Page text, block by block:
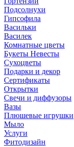
Подсолнухи
Гипсофила
Васильки
Василек
Комнатные цветы
Букеты Невесты
Сухоцветы
Подарки и декор
Сертификаты
Открытки
Свечи и диффузоры
Вазы
Плюшевые игрушки
Мыло
Услуги
Фитодизайн